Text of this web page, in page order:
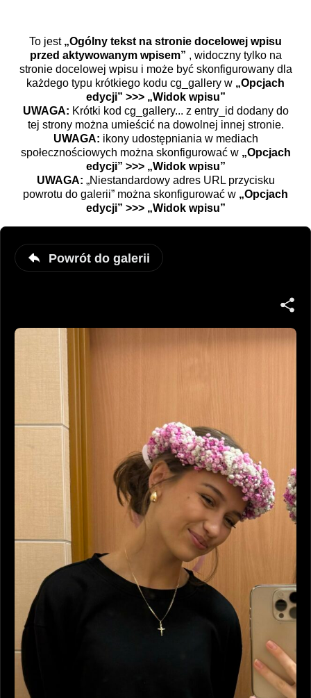
To jest „Ogólny tekst na stronie docelowej wpisu
przed aktywowanym wpisem” , widoczny tylko na
stronie docelowej wpisu i może być skonfigurowany dla
każdego typu krótkiego kodu cg_gallery w „Opcjach
edycji” >>> „Widok wpisu”
UWAGA: Krótki kod cg_gallery... z entry_id dodany do
tej strony można umieścić na dowolnej innej stronie.
UWAGA: ikony udostępniania w mediach
społecznościowych można skonfigurować w „Opcjach
edycji” >>> „Widok wpisu”
UWAGA: „Niestandardowy adres URL przycisku
powrotu do galerii” można skonfigurować w „Opcjach
edycji” >>> „Widok wpisu”
Powrót do galerii